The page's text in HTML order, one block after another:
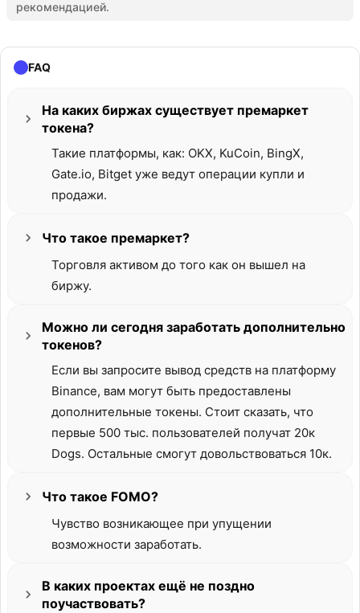
рекомендацией.
FAQ
На каких биржах существует премаркет
токена?
Такие платформы, как: OKX, KuCoin, BingX,
Gate.io, Bitget уже ведут операции купли и
продажи.
Что такое премаркет?
Торговля активом до того как он вышел на
биржу.
Можно ли сегодня заработать дополнительно
токенов?
Если вы запросите вывод средств на платформу
Binance, вам могут быть предоставлены
дополнительные токены. Стоит сказать, что
первые 500 тыс. пользователей получат 20к
Dogs. Остальные смогут довольствоваться 10к.
Что такое FOMO?
Чувство возникающее при упущении
возможности заработать.
В каких проектах ещё не поздно
поучаствовать?